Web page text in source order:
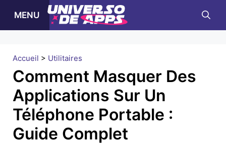
MENU
Accueil > Utilitaires
Comment Masquer Des
Applications Sur Un
Téléphone Portable :
Guide Complet